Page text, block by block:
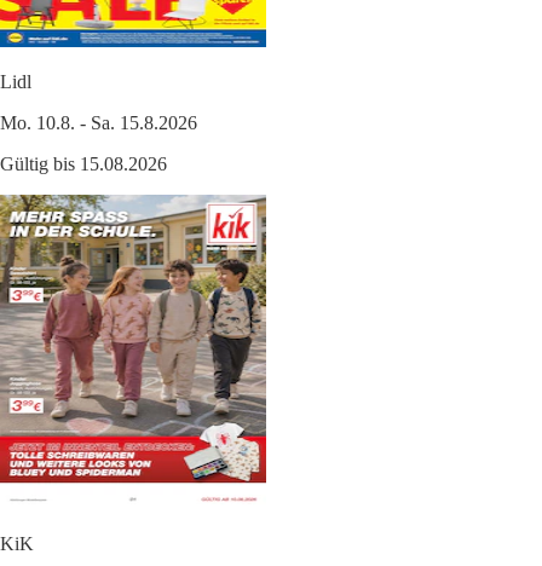
Lidl
Mo. 10.8. - Sa. 15.8.2026
Gültig bis 15.08.2026
KiK